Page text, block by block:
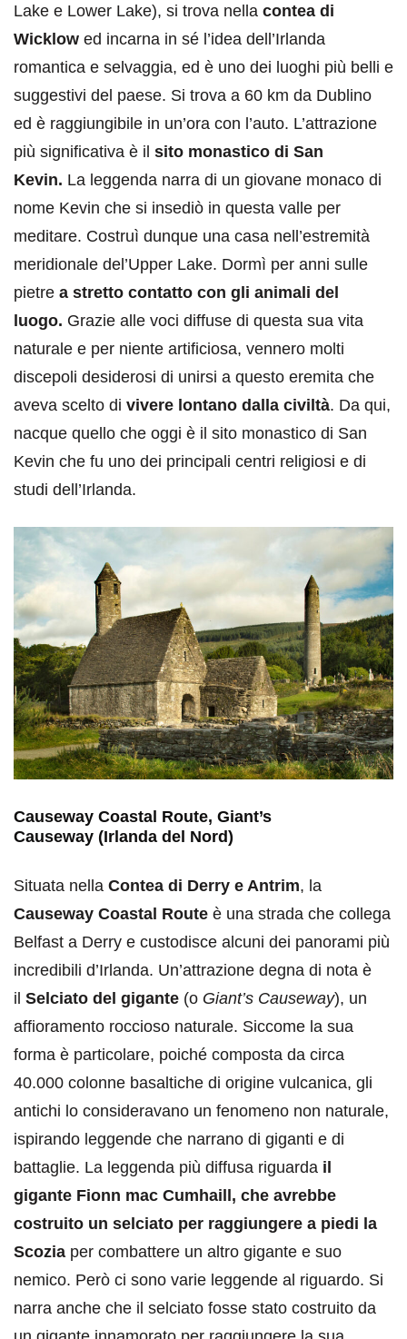
Lake e Lower Lake), si trova nella contea di
Wicklow ed incarna in sé l’idea dell’Irlanda
romantica e selvaggia, ed è uno dei luoghi più belli e
suggestivi del paese. Si trova a 60 km da Dublino
ed è raggiungibile in un’ora con l’auto. L’attrazione
più significativa è il sito monastico di San
Kevin. La leggenda narra di un giovane monaco di
nome Kevin che si insediò in questa valle per
meditare. Costruì dunque una casa nell’estremità
meridionale del’Upper Lake. Dormì per anni sulle
pietre a stretto contatto con gli animali del
luogo. Grazie alle voci diffuse di questa sua vita
naturale e per niente artificiosa, vennero molti
discepoli desiderosi di unirsi a questo eremita che
aveva scelto di vivere lontano dalla civiltà. Da qui,
nacque quello che oggi è il sito monastico di San
Kevin che fu uno dei principali centri religiosi e di
studi dell’Irlanda.
Causeway Coastal Route, Giant’s
Causeway (Irlanda del Nord)
Situata nella Contea di Derry e Antrim, la
Causeway Coastal Route è una strada che collega
Belfast a Derry e custodisce alcuni dei panorami più
incredibili d’Irlanda. Un’attrazione degna di nota è
il Selciato del gigante (o Giant’s Causeway), un
affioramento roccioso naturale. Siccome la sua
forma è particolare, poiché composta da circa
40.000 colonne basaltiche di origine vulcanica, gli
antichi lo consideravano un fenomeno non naturale,
ispirando leggende che narrano di giganti e di
battaglie. La leggenda più diffusa riguarda il
gigante Fionn mac Cumhaill, che avrebbe
costruito un selciato per raggiungere a piedi la
Scozia per combattere un altro gigante e suo
nemico. Però ci sono varie leggende al riguardo. Si
narra anche che il selciato fosse stato costruito da